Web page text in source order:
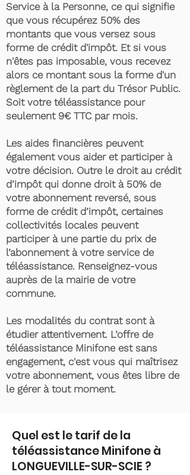
Service à la Personne, ce qui signifie
que vous récupérez 50% des
montants que vous versez sous
forme de crédit d'impôt. Et si vous
n'êtes pas imposable, vous recevez
alors ce montant sous la forme d'un
règlement de la part du Trésor Public.
Soit votre téléassistance pour
seulement 9€ TTC par mois.
Les aides financières peuvent
également vous aider et participer à
votre décision. Outre le droit au crédit
d’impôt qui donne droit à 50% de
votre abonnement reversé, sous
forme de crédit d’impôt, certaines
collectivités locales peuvent
participer à une partie du prix de
l’abonnement à votre service de
téléassistance. Renseignez-vous
auprès de la mairie de votre
commune.
Les modalités du contrat sont à
étudier attentivement. L’offre de
téléassistance Minifone est sans
engagement, c'est vous qui maîtrisez
votre abonnement, vous êtes libre de
le gérer à tout moment.
Quel est le tarif de la
téléassistance Minifone à
LONGUEVILLE-SUR-SCIE ?